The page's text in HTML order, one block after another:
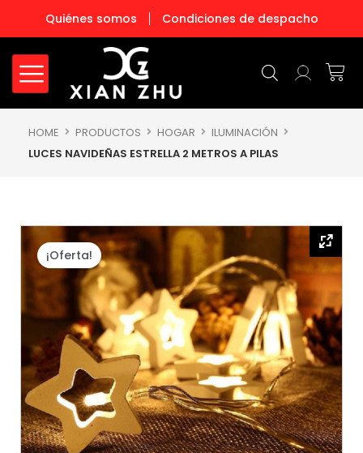
contenido
Quiénes somos Condiciones de despacho
HOME PRODUCTOS HOGAR
ILUMINACIÓN
LUCES NAVIDEÑAS ESTRELLA 2 METROS A PILAS
¡Oferta!